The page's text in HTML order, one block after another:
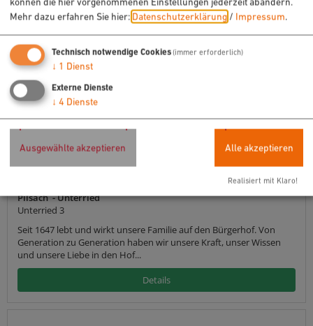
Pilsach - Unterried
Unterried 3
Seit 1647 lebt und wirkt unsere Familie auf den Bürgerhof. Von
Generation zu Generation haben wir unsere Kraft, unser Wissen
und unsere Liebe in den Hof...
Details
Mehr dazu erfahren Sie hier: Datenschutzerklärung / Impressum.
Technisch notwendige Cookies(immer erforderlich)
↓ 1 Dienst
Externe Dienste
↓ 4 Dienste
Ausgewählte akzeptieren Alle akzeptieren
Realisiert mit Klaro!